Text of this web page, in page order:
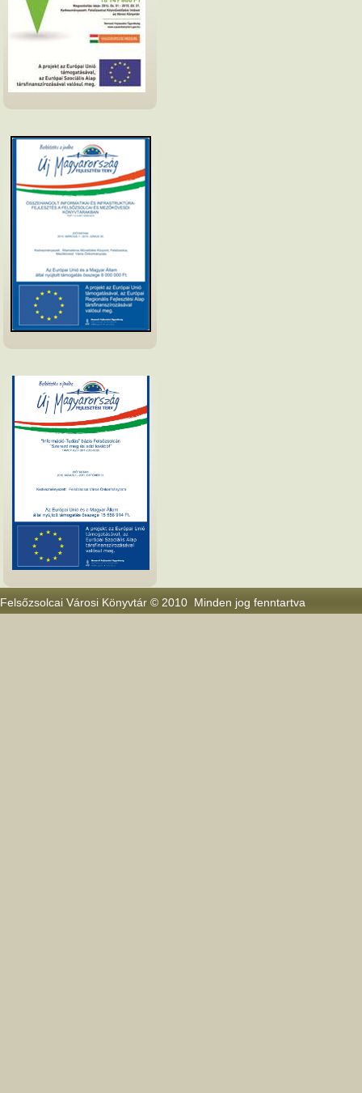
Felsőzsolcai Városi Könyvtár © 2010 Minden jog fenntartva